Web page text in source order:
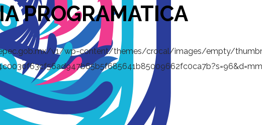
PROGRAMATICA
v1/wp-content/themes/crocal/images/empty/